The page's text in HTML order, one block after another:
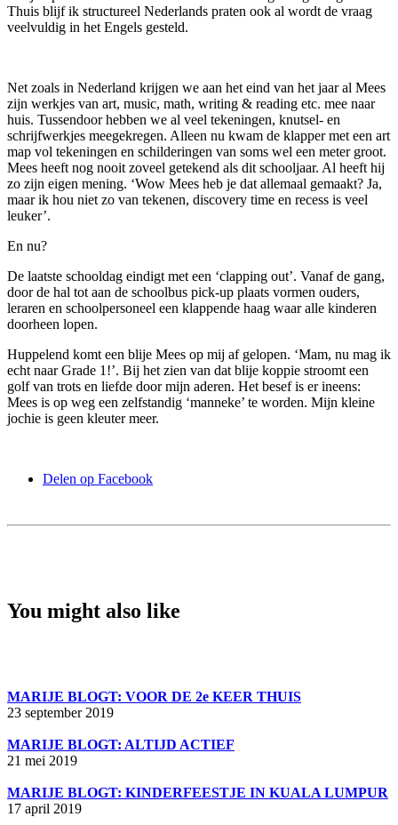
Thuis blijf ik structureel Nederlands praten ook al wordt de vraag
veelvuldig in het Engels gesteld.
Net zoals in Nederland krijgen we aan het eind van het jaar al Mees
zijn werkjes van art, music, math, writing & reading etc. mee naar
huis. Tussendoor hebben we al veel tekeningen, knutsel- en
schrijfwerkjes meegekregen. Alleen nu kwam de klapper met een art
map vol tekeningen en schilderingen van soms wel een meter groot.
Mees heeft nog nooit zoveel getekend als dit schooljaar. Al heeft hij
zo zijn eigen mening. ‘Wow Mees heb je dat allemaal gemaakt? Ja,
maar ik hou niet zo van tekenen, discovery time en recess is veel
leuker’.
En nu?
De laatste schooldag eindigt met een ‘clapping out’. Vanaf de gang,
door de hal tot aan de schoolbus pick-up plaats vormen ouders,
leraren en schoolpersoneel een klappende haag waar alle kinderen
doorheen lopen.
Huppelend komt een blije Mees op mij af gelopen. ‘Mam, nu mag ik
echt naar Grade 1!’. Bij het zien van dat blije koppie stroomt een
golf van trots en liefde door mijn aderen. Het besef is er ineens:
Mees is op weg een zelfstandig ‘manneke’ te worden. Mijn kleine
jochie is geen kleuter meer.
Delen op Facebook
You might also like
MARIJE BLOGT: VOOR DE 2e KEER THUIS
23 september 2019
MARIJE BLOGT: ALTIJD ACTIEF
21 mei 2019
MARIJE BLOGT: KINDERFEESTJE IN KUALA LUMPUR
17 april 2019